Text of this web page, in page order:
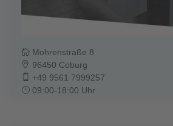
Mohrenstraße 8
96450 Coburg
+49 9561 7999257
09:00-18:00 Uhr